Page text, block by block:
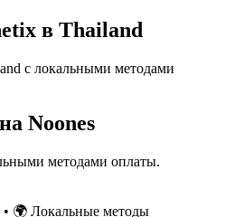
в Thailand
с локальными методами
Noones
методами оплаты.
• 🌍 Локальные методы